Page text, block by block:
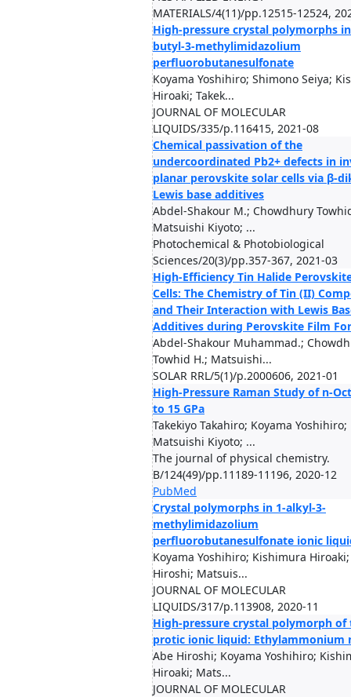
MATERIALS/4(11)/pp.12515-12524,
High-pressure crystal polymorphs
butyl-3-methylimidazolium
perfluorobutanesulfonate
Koyama Yoshihiro; Shimono Seiya;
Hiroaki; Takek...
JOURNAL OF MOLECULAR
LIQUIDS/335/p.116415, 2021-08
Chemical passivation of the
undercoordinated Pb2+ defects in
planar perovskite solar cells via β-
Lewis base additives
Abdel-Shakour M.; Chowdhury
Matsuishi Kiyoto; ...
Photochemical & Photobiological
Sciences/20(3)/pp.357-367, 2021-03
High-Efficiency Tin Halide
Cells: The Chemistry of Tin (II)
and Their Interaction with Lewis
Additives during Perovskite Film
Abdel-Shakour Muhammad.;
Towhid H.; Matsuishi...
SOLAR RRL/5(1)/p.2000606, 2021-01
High-Pressure Raman Study of n-
to 15 GPa
Takekiyo Takahiro; Koyama Yoshihiro;
Matsuishi Kiyoto; ...
The journal of physical chemistry.
B/124(49)/pp.11189-11196, 2020-12
PubMed
Crystal polymorphs in 1-alkyl-3-
methylimidazolium
perfluorobutanesulfonate ionic
Koyama Yoshihiro; Kishimura
Hiroshi; Matsuis...
JOURNAL OF MOLECULAR
LIQUIDS/317/p.113908, 2020-11
High-pressure crystal polymorph of
protic ionic liquid: Ethylammonium
Abe Hiroshi; Koyama Yoshihiro;
Hiroaki; Mats...
JOURNAL OF MOLECULAR